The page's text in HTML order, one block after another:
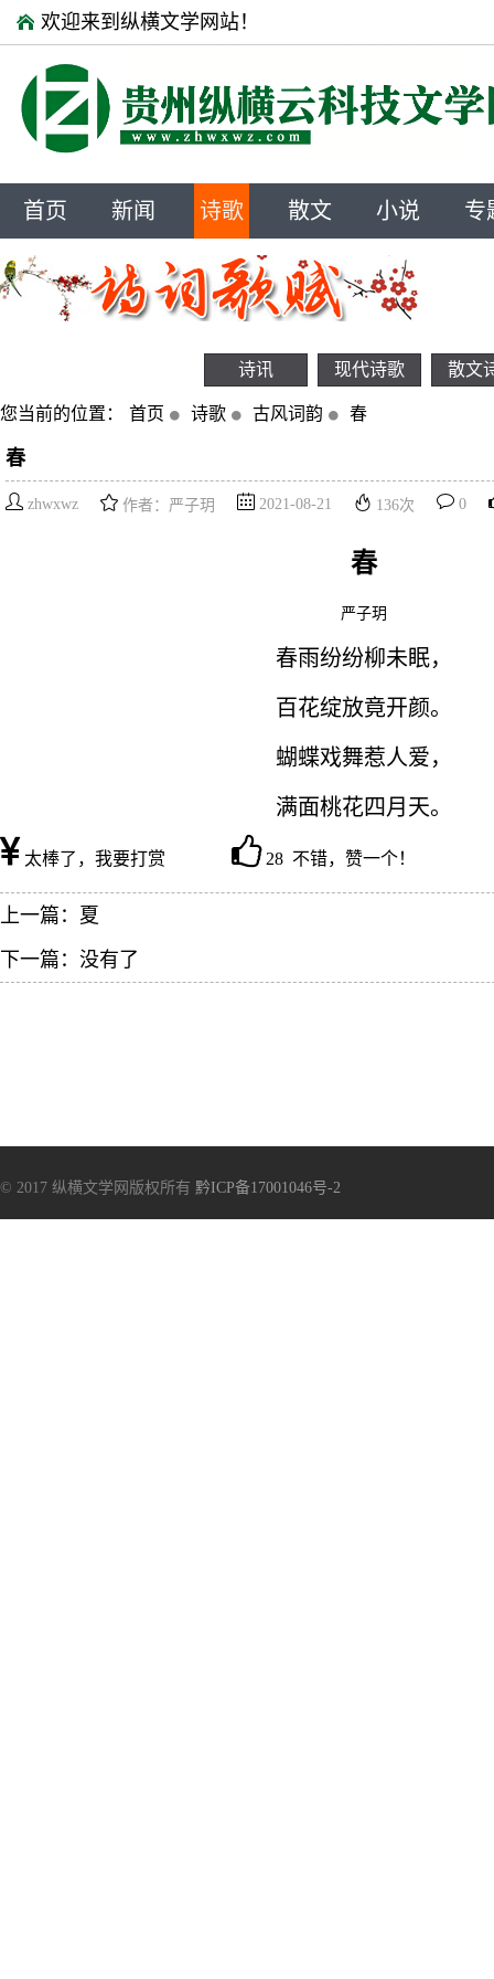
欢迎来到纵横文学网站！
首页 新闻 诗歌 散文 小说 专
诗讯 现代诗歌 散文
您当前的位置： 首页 诗歌 古风词韵 春
春
zhwxwz 作者：严子玥 2021-08-21 136次 0
春
严子玥
春雨纷纷柳未眠，
百花绽放竟开颜。
蝴蝶戏舞惹人爱，
满面桃花四月天。
太棒了，我要打赏 28 不错，赞一个！
上一篇： 夏
下一篇：没有了
© 2017 纵横文学网版权所有 黔ICP备17001046号-2